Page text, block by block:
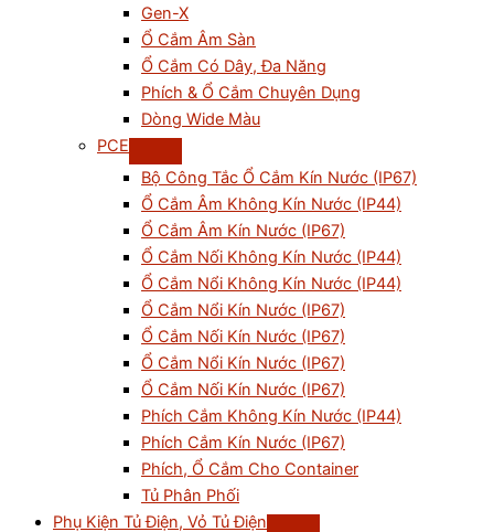
Gen-X
Ổ Cắm Âm Sàn
Ổ Cắm Có Dây, Đa Năng
Phích & Ổ Cắm Chuyên Dụng
Dòng Wide Màu
PCE
Bộ Công Tắc Ổ Cắm Kín Nước (IP67)
Ổ Cắm Âm Không Kín Nước (IP44)
Ổ Cắm Âm Kín Nước (IP67)
Ổ Cắm Nối Không Kín Nước (IP44)
Ổ Cắm Nổi Không Kín Nước (IP44)
Ổ Cắm Nổi Kín Nước (IP67)
Ổ Cắm Nối Kín Nước (IP67)
Ổ Cắm Nổi Kín Nước (IP67)
Ổ Cắm Nối Kín Nước (IP67)
Phích Cắm Không Kín Nước (IP44)
Phích Cắm Kín Nước (IP67)
Phích, Ổ Cắm Cho Container
Tủ Phân Phối
Phụ Kiện Tủ Điện, Vỏ Tủ Điện